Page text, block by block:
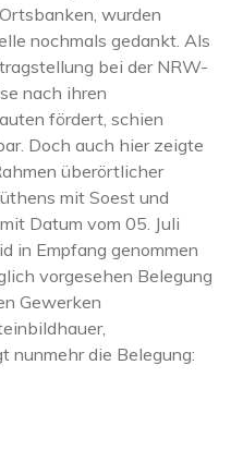
wurden
nochmals gedankt. Als
bei der NRW-
nach ihren
fördert, schien
Doch auch hier zeigte
überörtlicher
mit Soest und
Datum vom 05. Juli
in Empfang genommen
vorgesehen Belegung
Gewerken
nunmehr die Belegung: